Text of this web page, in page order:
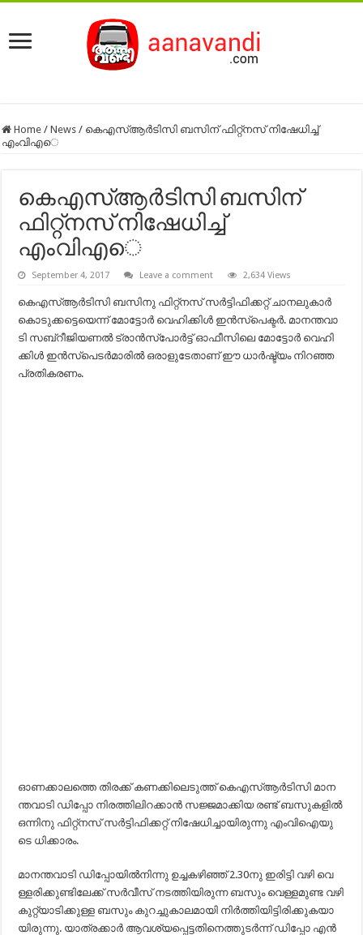
Home / News / കെഎസ്ആർടിസി ബസിന് ഫിറ്റ്നസ് നിഷേധിച്ച്
എംവിഎെ
കെഎസ്ആർടിസി ബസിന്
ഫിറ്റ്നസ് നിഷേധിച്ച്
എംവിഎെ
September 4, 2017 Leave a comment 2,634 Views
കെഎസ്ആ​ർ​ടി​സി ബ​സി​നു ഫി​റ്റ്ന​സ് സ​ർ​ട്ടി​ഫി​ക്ക​റ്റ് ചാ​ന​ലു​കാ​ർ
കൊ​ടു​ക്ക​ട്ടെ​യെ​ന്ന് മോ​ട്ടോ​ർ വെ​ഹി​ക്കി​ൾ ഇ​ൻ​സ്പെ​ക്ട​ർ. മാ​ന​ന്ത​വാ​
ടി സ​ബ്റീ​ജി​യ​ണ​ൽ ട്രാ​ൻ​സ്പോ​ർ​ട്ട് ഓ​ഫീ​സി​ലെ മോ​ട്ടോ​ർ വെ​ഹി​
ക്കി​ൾ ഇ​ൻ​സ്പെ​ട​ർ​മാ​രി​ൽ ഒ​രാ​ളു​ടേ​താ​ണ് ഈ ​ധാ​ർ​ഷ്ട്യം നിറഞ്ഞ
പ്രതികരണം.
ഓ​ണ​ക്കാ​ല​ത്തെ തി​ര​ക്ക് ക​ണ​ക്കി​ലെ​ടു​ത്ത് കെഎസ്ആ​ർ​ടി​സി മാ​ന​
ന്ത​വാ​ടി ഡി​പ്പോ നി​ര​ത്തി​ലി​റ​ക്കാ​ൻ സ​ജ്ജ​മാ​ക്കി​യ ര​ണ്ട് ബ​സു​ക​ളി​ൽ
ഒ​ന്നി​നു ഫി​റ്റ്ന​സ് സ​ർ​ട്ടി​ഫി​ക്ക​റ്റ് നി​ഷേ​ധി​ച്ചാ​യി​രു​ന്നു എം​വി​ഐ​യു​
ടെ ധി​ക്കാ​രം.
മാ​ന​ന്ത​വാ​ടി ഡി​പ്പോ​യി​ൽ​നി​ന്നു ഉ​ച്ച​ക​ഴി​ഞ്ഞ് 2.30നു ​ഇ​രി​ട്ടി വ​ഴി വെ​
ള്ള​രി​ക്കു​ണ്ടി​ലേ​ക്ക് സ​ർ​വീ​സ് ന​ട​ത്തി​യി​രു​ന്ന ബ​സും വെ​ള്ള​മു​ണ്ട വ​ഴി
കു​റ്റ്യാ​ടി​ക്കു​ള്ള ബ​സും കു​റ​ച്ചു​കാ​ല​മാ​യി നി​ർ​ത്തി​യി​ട്ടി​രി​ക്കുകയാ​
യി​രു​ന്നു. യാ​ത്ര​ക്കാ​ർ ആ​വ​ശ്യ​പ്പെ​ട്ട​തി​നെ​ത്തു​ട​ർ​ന്ന് ഡിപ്പോ ​എ​ൻ​